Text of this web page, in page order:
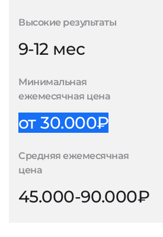
Высокие результаты
9-12 мес
Минимальная
ежемесячная цена
от 30.000₽
Средняя ежемесячная
цена
45.000-90.000₽